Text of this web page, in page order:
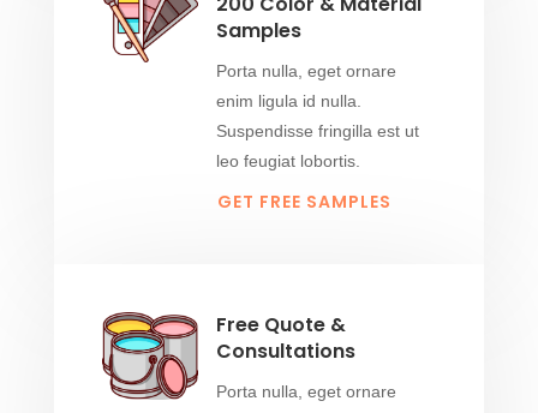
Samples
Porta nulla, eget ornare
enim ligula id nulla.
Suspendisse fringilla est ut
leo feugiat lobortis.
GET FREE SAMPLES
Free Quote &
Consultations
Porta nulla, eget ornare